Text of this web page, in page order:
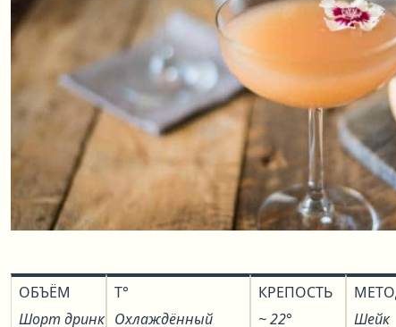
ОБЪЁМ
Шорт дринк
T°
Охлаждённый
КРЕПОСТЬ
~ 22°
Шейк